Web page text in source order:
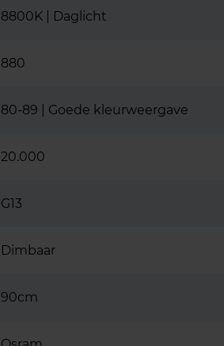
8800K | Daglicht
880
80-89 | Goede kleurweergave
20.000
G13
Dimbaar
90cm